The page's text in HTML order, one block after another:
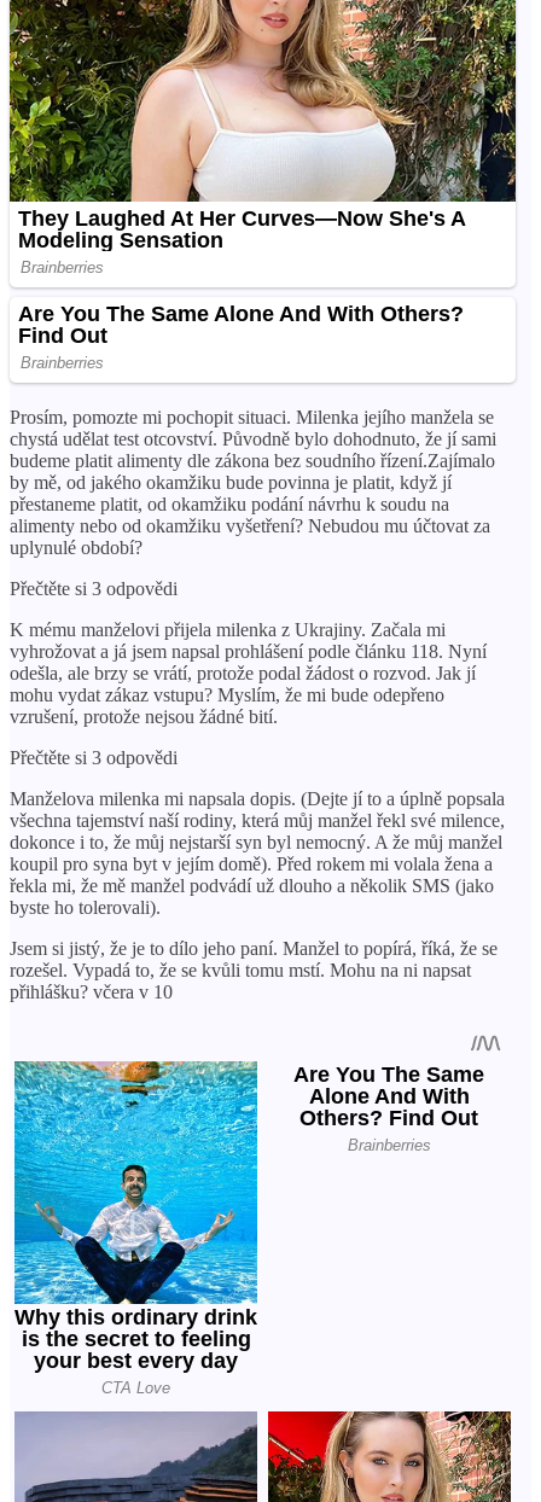
X
Prosím, pomozte mi pochopit situaci. Milenka jejího manžela se
chystá udělat test otcovství. Původně bylo dohodnuto, že jí sami
budeme platit alimenty dle zákona bez soudního řízení.Zajímalo
by mě, od jakého okamžiku bude povinna je platit, když jí
přestaneme platit, od okamžiku podání návrhu k soudu na
alimenty nebo od okamžiku vyšetření? Nebudou mu účtovat za
uplynulé období?
Přečtěte si 3 odpovědi
K mému manželovi přijela milenka z Ukrajiny. Začala mi
vyhrožovat a já jsem napsal prohlášení podle článku 118. Nyní
odešla, ale brzy se vrátí, protože podal žádost o rozvod. Jak jí
mohu vydat zákaz vstupu? Myslím, že mi bude odepřeno
vzrušení, protože nejsou žádné bití.
Přečtěte si 3 odpovědi
Manželova milenka mi napsala dopis. (Dejte jí to a úplně popsala
všechna tajemství naší rodiny, která můj manžel řekl své milence,
dokonce i to, že můj nejstarší syn byl nemocný. A že můj manžel
koupil pro syna byt v jejím domě). Před rokem mi volala žena a
řekla mi, že mě manžel podvádí už dlouho a několik SMS (jako
byste ho tolerovali).
Jsem si jistý, že je to dílo jeho paní. Manžel to popírá, říká, že se
rozešel. Vypadá to, že se kvůli tomu mstí. Mohu na ni napsat
přihlášku? včera v 10